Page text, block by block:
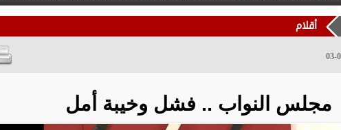
أقلام
03-
مجلس النواب .. فشل وخيبة أمل